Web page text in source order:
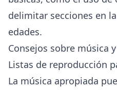
delimitar secciones en
edades.
Consejos sobre música
Listas de reproducción
La música apropiada